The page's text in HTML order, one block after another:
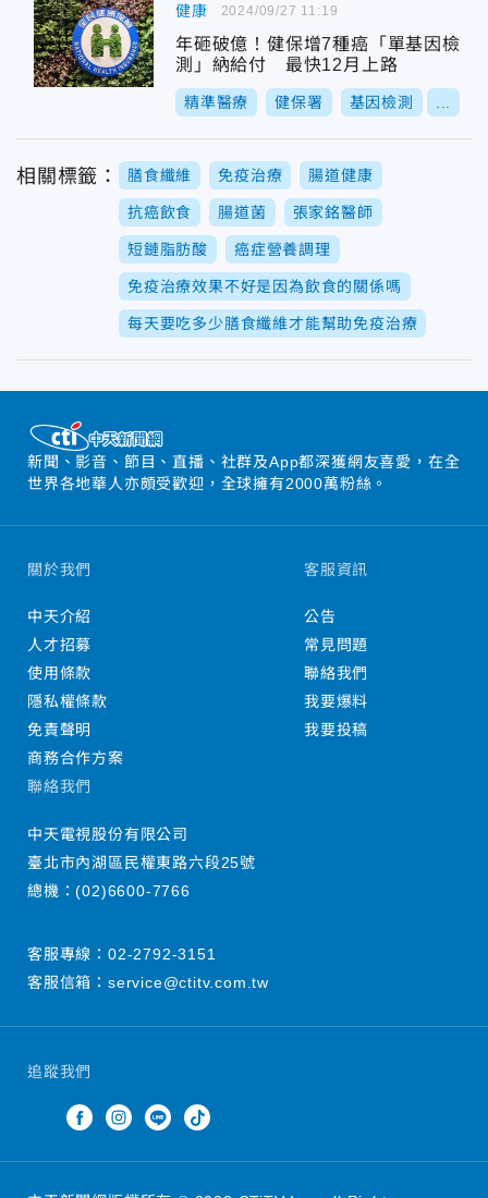
健康
年砸破億！健保增7種癌「單基因檢
測」納給付 最快12月上路
精準醫療 健保署 基因檢測
2024/09/27 11:19
相關標籤： 膳食纖維 免疫治療 腸道健康
抗癌飲食 腸道菌 張家銘醫師
短鏈脂肪酸 癌症營養調理
免疫治療效果不好是因為飲食的關係嗎
每天要吃多少膳食纖維才能幫助免疫治療
新聞、影音、節目、直播、社群及App都深獲網友喜愛，在全
世界各地華人亦頗受歡迎，全球擁有2000萬粉絲。
追蹤我們
關於我們
中天介紹
人才招募
使用條款
隱私權條款
免責聲明
商務合作方案
客服資訊
公告
常見問題
聯絡我們
我要爆料
我要投稿
聯絡我們
中天電視股份有限公司
臺北市內湖區民權東路六段25號
總機：(02)6600-7766
客服專線： 02-2792-3151
客服信箱： service@ctitv.com.tw